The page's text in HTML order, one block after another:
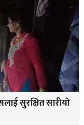
सुरक्षित सारीयाे